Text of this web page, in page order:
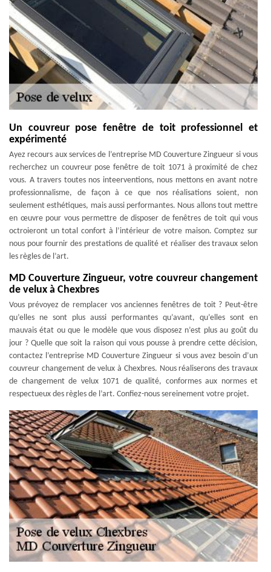
Un couvreur pose fenêtre de toit professionnel et
expérimenté
Ayez recours aux services de l’entreprise MD Couverture Zingueur si vous
recherchez un couvreur pose fenêtre de toit 1071 à proximité de chez
vous. A travers toutes nos inteerventions, nous mettons en avant notre
professionnalisme, de façon à ce que nos réalisations soient, non
seulement esthétiques, mais aussi performantes. Nous allons tout mettre
en œuvre pour vous permettre de disposer de fenêtres de toit qui vous
octroieront un total confort à l’intérieur de votre maison. Comptez sur
nous pour fournir des prestations de qualité et réaliser des travaux selon
les règles de l’art.
MD Couverture Zingueur, votre couvreur changement
de velux à Chexbres
Vous prévoyez de remplacer vos anciennes fenêtres de toit ? Peut-être
qu’elles ne sont plus aussi performantes qu’avant, qu’elles sont en
mauvais état ou que le modèle que vous disposez n’est plus au goût du
jour ? Quelle que soit la raison qui vous pousse à prendre cette décision,
contactez l’entreprise MD Couverture Zingueur si vous avez besoin d’un
couvreur changement de velux à Chexbres. Nous réaliserons des travaux
de changement de velux 1071 de qualité, conformes aux normes et
respectueux des règles de l’art. Confiez-nous sereinement votre projet.